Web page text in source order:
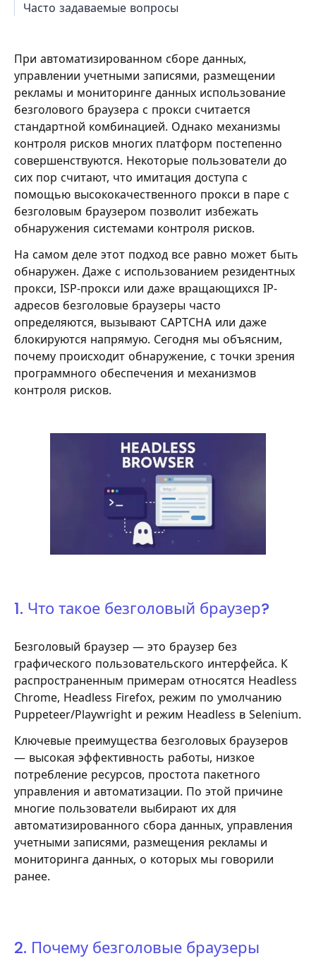
Часто задаваемые вопросы
При автоматизированном сборе данных,
управлении учетными записями, размещении
рекламы и мониторинге данных использование
безголового браузера с прокси считается
стандартной комбинацией. Однако механизмы
контроля рисков многих платформ постепенно
совершенствуются. Некоторые пользователи до
сих пор считают, что имитация доступа с
помощью высококачественного прокси в паре с
безголовым браузером позволит избежать
обнаружения системами контроля рисков.
На самом деле этот подход все равно может быть
обнаружен. Даже с использованием резидентных
прокси, ISP-прокси или даже вращающихся IP-
адресов безголовые браузеры часто
определяются, вызывают CAPTCHA или даже
блокируются напрямую. Сегодня мы объясним,
почему происходит обнаружение, с точки зрения
программного обеспечения и механизмов
контроля рисков.
1. Что такое безголовый браузер?
Безголовый браузер — это браузер без
графического пользовательского интерфейса. К
распространенным примерам относятся Headless
Chrome, Headless Firefox, режим по умолчанию
Puppeteer/Playwright и режим Headless в Selenium.
Ключевые преимущества безголовых браузеров
— высокая эффективность работы, низкое
потребление ресурсов, простота пакетного
управления и автоматизации. По этой причине
многие пользователи выбирают их для
автоматизированного сбора данных, управления
учетными записями, размещения рекламы и
мониторинга данных, о которых мы говорили
ранее.
2. Почему безголовые браузеры